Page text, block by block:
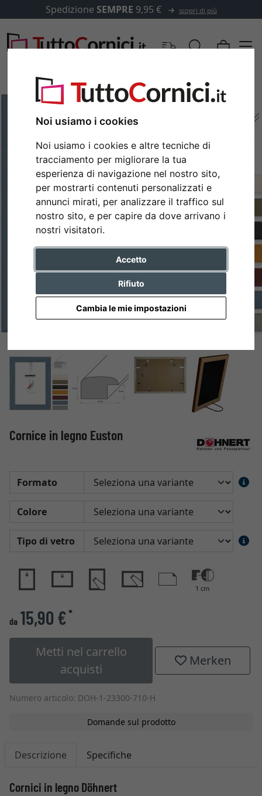
Noi usiamo i cookies
Noi usiamo i cookies e altre tecniche di
tracciamento per migliorare la tua
esperienza di navigazione nel nostro sito,
per mostrarti contenuti personalizzati e
annunci mirati, per analizzare il traffico sul
nostro sito, e per capire da dove arrivano i
nostri visitatori.
Accetto
Rifiuto
Cambia le mie impostazioni
Spedizione SEMPRE 9,95 € scopri di più
Indietro
Cornice in legno Euston
Formato
Colore
Tipo di vetro
1 cm
da 15,90 €*
Metti nel carrello
acquisti
Merken
Numero articolo: DOH-1-23300-710-H
Domande sul prodotto
Descrizione Specifiche
Cornici in legno Döhnert